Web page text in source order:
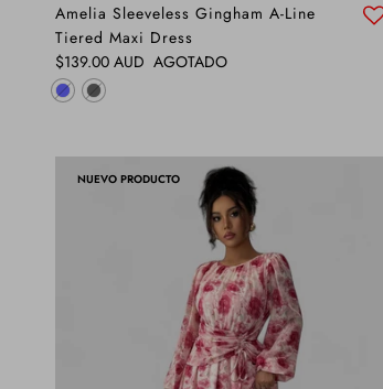
Amelia Sleeveless Gingham A-Line
Tiered Maxi Dress
Precio normal
$139.00 AUD AGOTADO
NUEVO PRODUCTO